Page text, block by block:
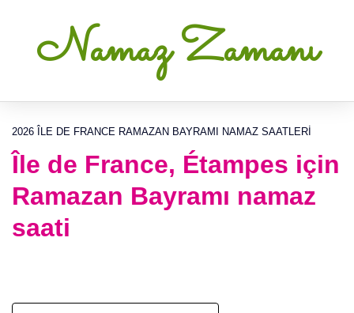
Namaz Zamanı
2026 ÎLE DE FRANCE RAMAZAN BAYRAMI NAMAZ SAATLERI
Île de France, Étampes için
Ramazan Bayramı namaz
saati